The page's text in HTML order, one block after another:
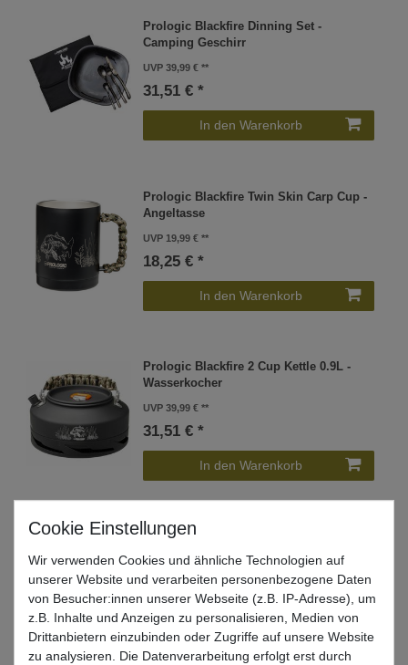
Prologic Blackfire Dinning Set -
Camping Geschirr
UVP 39,99 €
31,51 € *
In den Warenkorb
Prologic Blackfire Twin Skin Carp Cup -
Angeltasse
UVP 19,99 €
18,25 € *
In den Warenkorb
Prologic Blackfire 2 Cup Kettle 0.9L -
Wasserkocher
UVP 39,99 €
31,51 € *
In den Warenkorb
Prologic Blackfire Inspire Gas Stove -
Gaskocher
UVP 64,99 €
51,19 € *
In den Warenkorb
Wir verwenden Cookies und ähnliche Technologien auf
unserer Website und verarbeiten personenbezogene Daten
von Besucher:innen unserer Webseite (z.B. IP-Adresse), um
z.B. Inhalte und Anzeigen zu personalisieren, Medien von
Drittanbietern einzubinden oder Zugriffe auf unsere Website
zu analysieren. Die Datenverarbeitung erfolgt erst durch